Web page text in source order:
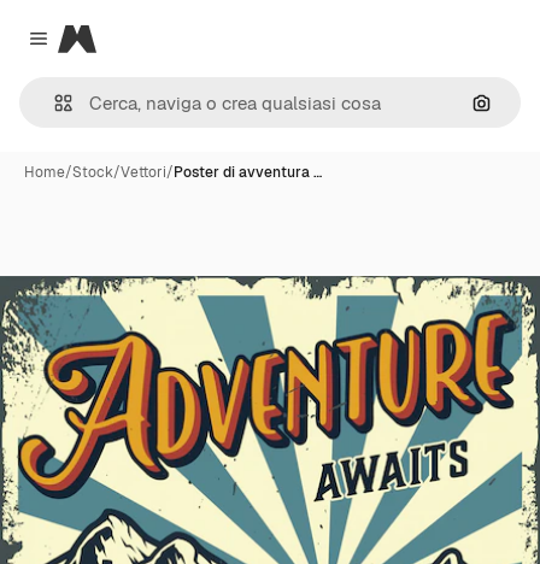
Close menu
Magnific
Cerca
Home/Stock/Vettori/Poster di avventura …